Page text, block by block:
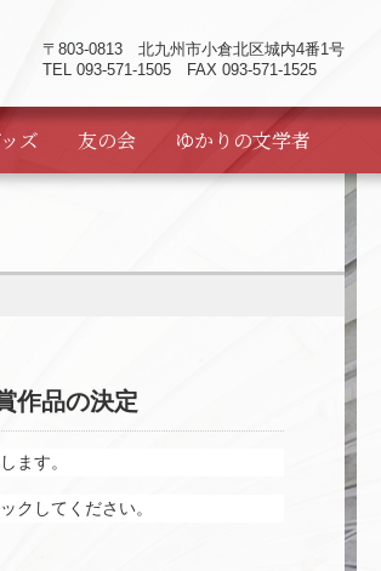
〒803-0813 北九州市小倉北区城内4番1号
TEL 093-571-1505 FAX 093-571-1525
ズ 友の会 ゆかりの文学者
作品の決定
ます。
クしてください。